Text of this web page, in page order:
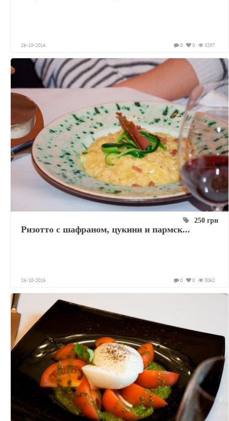
26-10-2016 3297
0
0
250 грн
Ризотто с шафраном, цукини и пармск...
26-10-2016 3062
0
0